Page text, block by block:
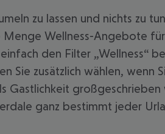
zu lassen und nichts zu
Wellness-Angebote
den Filter „Wellness“
Sie zusätzlich wählen,
Gastlichkeit
ganz bestimmt jeder